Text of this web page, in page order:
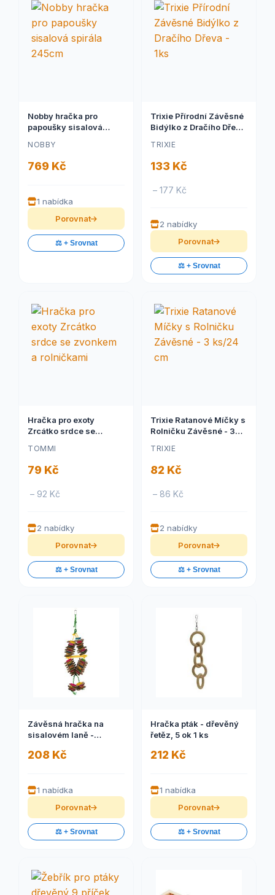
Nobby hračka pro
papoušky sisalová
NOBBY
769 Kč
1 nabídka
Porovnat
⚖️ + Srovnat
Trixie Přírodní Závěsné
Bidýlko z Dračího Dřeva
TRIXIE
133 Kč
– 177 Kč
2 nabídky
Porovnat
⚖️ + Srovnat
Hračka pro exoty
Zrcátko srdce se
TOMMI
79 Kč
– 92 Kč
2 nabídky
Porovnat
⚖️ + Srovnat
Trixie Ratanové Míčky s
Rolničku Závěsné - 3
TRIXIE
82 Kč
– 86 Kč
2 nabídky
Porovnat
⚖️ + Srovnat
Závěsná hračka na
sisalovém laně -
1 ks
208 Kč
1 nabídka
Porovnat
⚖️ + Srovnat
Hračka pták - dřevěný
řetěz, 5 ok 1 ks
212 Kč
1 nabídka
Porovnat
⚖️ + Srovnat